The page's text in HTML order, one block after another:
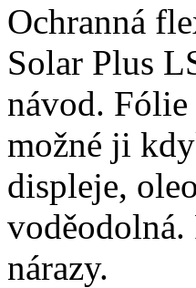
Ochranná
Solar Plus
návod.
možné ji
displeje,
nárazy.